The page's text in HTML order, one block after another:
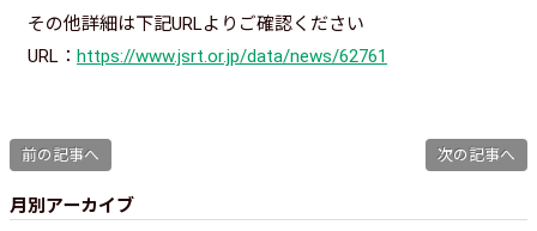
その他詳細は下記URLよりご確認ください
URL： https://www.jsrt.or.jp/data/news/62761
前の記事へ 次の記事へ
月別アーカイブ